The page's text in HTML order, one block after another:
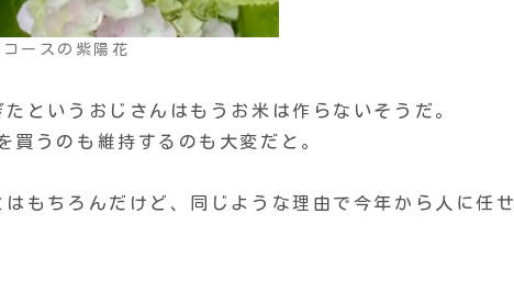
ースの紫陽花
というおじさんはもうお米は作らないそうだ。
買うのも維持するのも大変だと。
もちろんだけど、同じような理由で今年から人に任せ